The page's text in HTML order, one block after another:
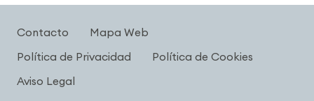
Contacto
Mapa Web
Política de Privacidad
Política de Cookies
Aviso Legal